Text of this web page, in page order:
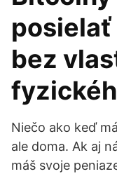
posielať
bez
Niečo ako keď
ale doma. Ak aj
máš svoje